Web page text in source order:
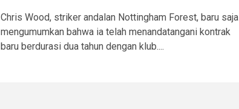
Chris Wood, striker andalan Nottingham Forest, baru saja
mengumumkan bahwa ia telah menandatangani kontrak
baru berdurasi dua tahun dengan klub....